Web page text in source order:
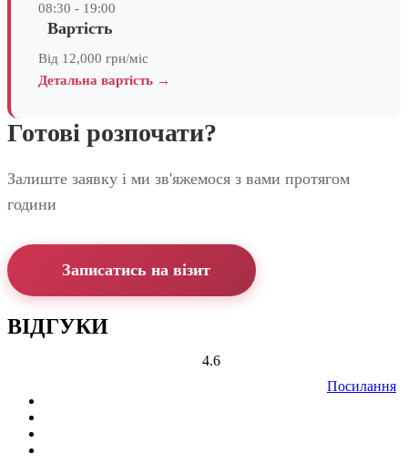
08:30 - 19:00
Вартість
Від 12,000 грн/міс
Детальна вартість →
Готові розпочати?
Залиште заявку і ми зв'яжемося з вами протягом
години
Записатись на візит
ВІДГУКИ
4.6
Посилання